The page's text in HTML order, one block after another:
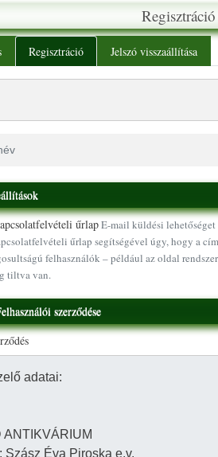
Ugrás a
Regisztráció
tabs
Regisztráció Jelszó visszaállítása
űrlapE-mail küldési
űrlap segítségével úgy, hogy a
felhasználók – például az oldal
tiltva van.
szerződése